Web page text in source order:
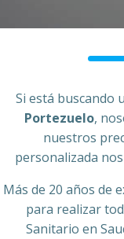
Si está buscando
Portezuelo,
nuestros
personalizada
Más de 20 años de
para realizar
Sanitario en